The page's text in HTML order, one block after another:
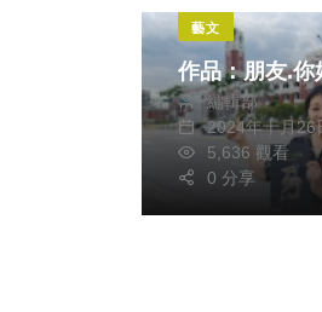
藝文
作品：朋友.你
編輯部
2024年十月26
5,636 觀看
0 分享